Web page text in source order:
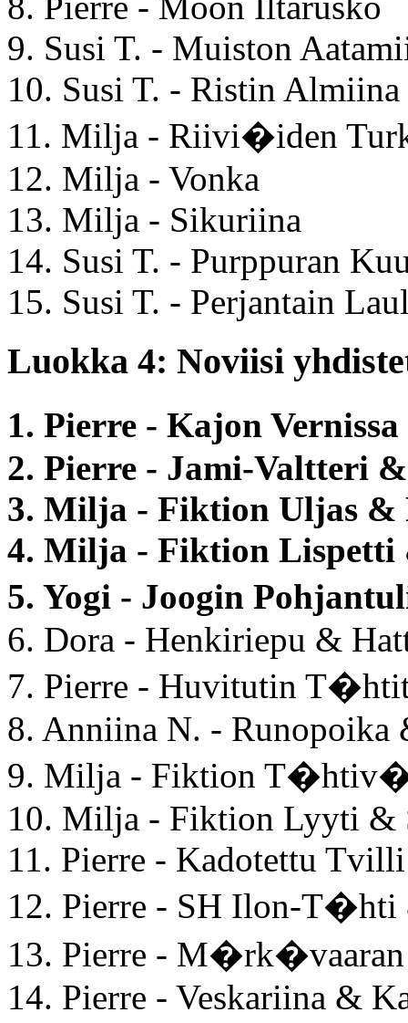
9. Susi T. - Muiston
10. Susi T. - Ristin Almiina
11. Milja - Riivi�iden
12. Milja - Vonka
13. Milja - Sikuriina
14. Susi T. - Purppuran
15. Susi T. - Perjantain
Luokka 4: Noviisi
1. Pierre - Kajon
2. Pierre - Jami-Valtteri
3. Milja - Fiktion Uljas
4. Milja - Fiktion
5. Yogi - Joogin
6. Dora - Henkiriepu &
7. Pierre - Huvitutin
8. Anniina N. -
9. Milja - Fiktion
10. Milja - Fiktion Lyyti &
11. Pierre - Kadotettu
12. Pierre - SH Ilon-
13. Pierre -
14. Pierre - Veskariina &